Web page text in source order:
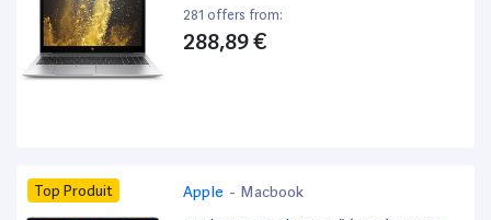
281 offers from:
288,89 €
Top Produit Apple - Macbook